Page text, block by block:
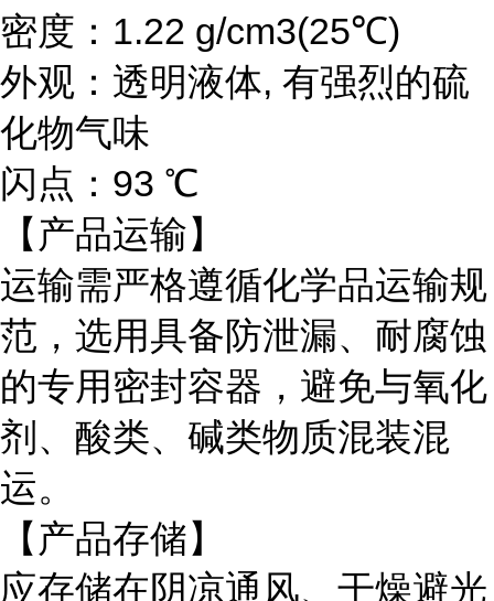
密度：1.22 g/cm3(25℃)
外观： 透明液体, 有强烈的硫
化物气味
闪点：93 ℃
【产品运输】
运输需严格遵循化学品运输规
范，选用具备防泄漏、耐腐蚀
的专用密封容器，避免与氧化
剂、酸类、碱类物质混装混
运。
【产品存储】
应存储在阴凉通风、干燥避光